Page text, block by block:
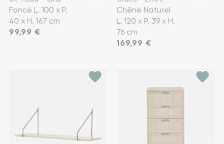
Foncé L. 100 x P.
40 x H. 167 cm
Prix
99,99 €
Chêne Naturel
L. 120 x P. 39 x H.
76 cm
Prix
169,99 €
favorite favorite